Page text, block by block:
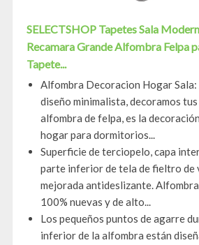
SELECTSHOP Tapetes Sala
Recamara Grande Alfombra Felpa
Tapete...
Alfombra Decoracion Hogar Sala:
diseño minimalista, decoramos
alfombra de felpa, es la
hogar para dormitorios...
Superficie de terciopelo, capa
parte inferior de tela de fieltro de
mejorada antideslizante.
100% nuevas y de alto...
Los pequeños puntos de agarre
inferior de la alfombra están